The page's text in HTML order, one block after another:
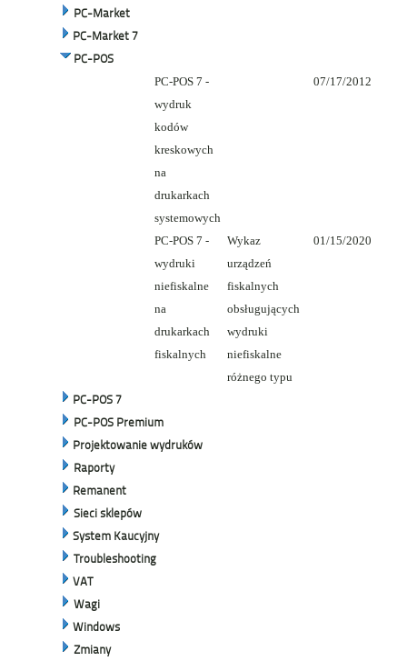
PC-Market
PC-Market 7
PC-POS
PC-POS 7 -
wydruk
kodów
kreskowych
na
drukarkach
systemowych
07/17/2012
PC-POS 7 -
wydruki
niefiskalne
na
drukarkach
fiskalnych
Wykaz
urządzeń
fiskalnych
obsługujących
wydruki
niefiskalne
różnego typu
01/15/2020
PC-POS 7
PC-POS Premium
Projektowanie wydruków
Raporty
Remanent
Sieci sklepów
System Kaucyjny
Troubleshooting
VAT
Wagi
Windows
Zmiany